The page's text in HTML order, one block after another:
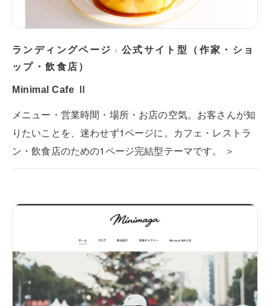
ランディングページ / 公式サイト型（作家・ショ
ップ・飲食店）
Minimal Cafe Ⅱ
メニュー・営業時間・場所・お店の空気。お客さんが知
りたいことを、迷わせず1ページに。カフェ・レストラ
ン・飲食店のための1ページ完結型テーマです。 ＞